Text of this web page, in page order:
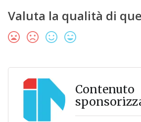
Valuta la qualità di
Contenuto